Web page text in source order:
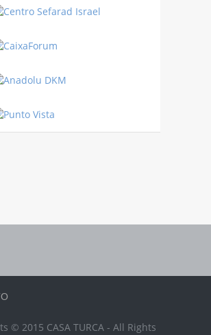
© 2015 CASA TURCA - All Rights